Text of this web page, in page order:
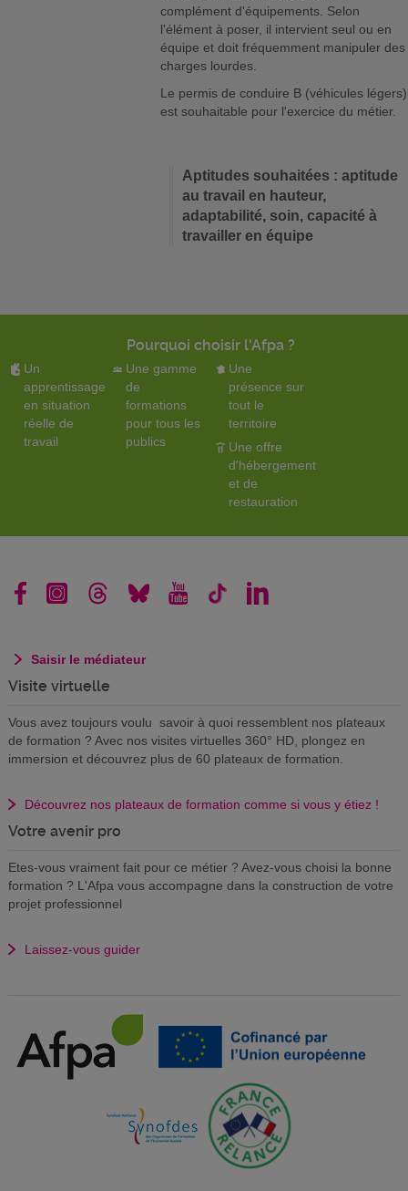
complément d'équipements. Selon
l'élément à poser, il intervient seul ou en
équipe et doit fréquemment manipuler des
charges lourdes.
Le permis de conduire B (véhicules légers)
est souhaitable pour l'exercice du métier.
Aptitudes souhaitées : aptitude
au travail en hauteur,
adaptabilité, soin, capacité à
travailler en équipe
Pourquoi choisir l'Afpa ?
Un
apprentissage
en situation
réelle de
travail
Une gamme
de
formations
pour tous les
publics
Une
présence sur
tout le
territoire
Une offre
d'hébergement
et de
restauration
Saisir le médiateur
Visite virtuelle
Vous avez toujours voulu savoir à quoi ressemblent nos plateaux
de formation ? Avec nos visites virtuelles 360° HD, plongez en
immersion et découvrez plus de 60 plateaux de formation.
Découvrez nos plateaux de formation comme si vous y étiez !
Votre avenir pro
Etes-vous vraiment fait pour ce métier ? Avez-vous choisi la bonne
formation ? L'Afpa vous accompagne dans la construction de votre
projet professionnel
Laissez-vous guider